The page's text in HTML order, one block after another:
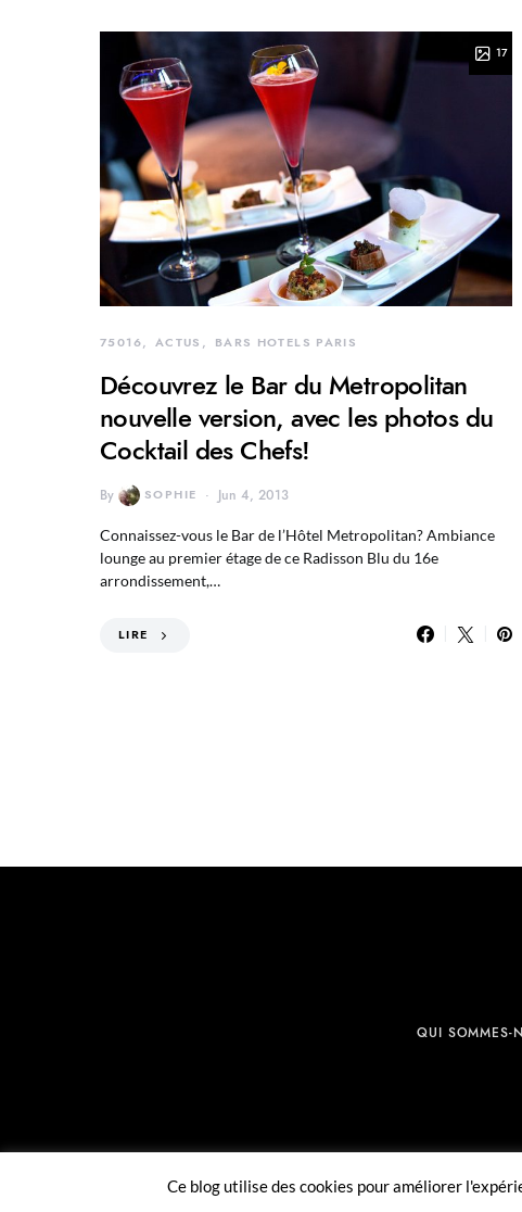
17
75016 ACTUS BARS HOTELS PARIS
Découvrez le Bar du Metropolitan
nouvelle version, avec les photos du
Cocktail des Chefs!
By SOPHIE Jun 4, 2013
Connaissez-vous le Bar de l’Hôtel Metropolitan? Ambiance
lounge au premier étage de ce Radisson Blu du 16e
arrondissement,…
LIRE
QUI SOMMES-
Ce blog utilise des cookies pour améliorer